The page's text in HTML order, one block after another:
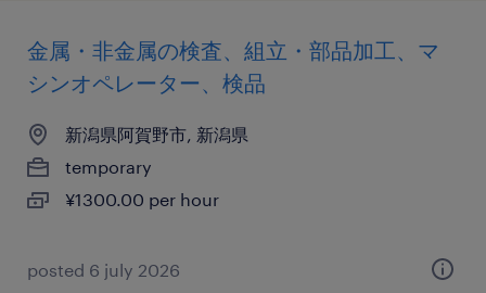
金属・非金属の検査、組立・部品加工、マ
シンオペレーター、検品
新潟県阿賀野市, 新潟県
temporary
¥1300.00 per hour
posted 6 july 2026